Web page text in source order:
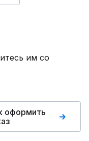
им со
оформить